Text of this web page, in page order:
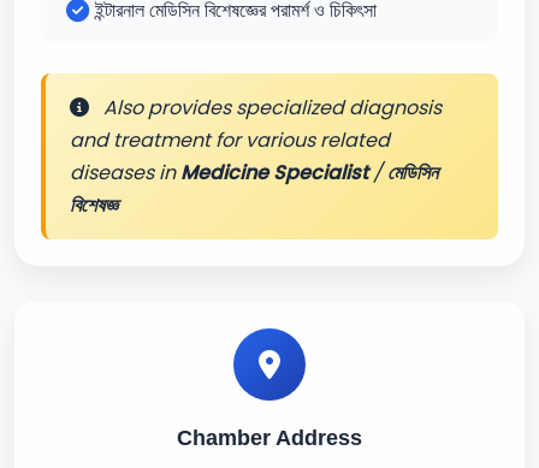
ইন্টারনাল মেডিসিন বিশেষজ্ঞের পরামর্শ ও চিকিৎসা
Also provides specialized diagnosis
and treatment for various related
diseases inMedicine Specialist/মেডিসিন
বিশেষজ্ঞ
Chamber Address